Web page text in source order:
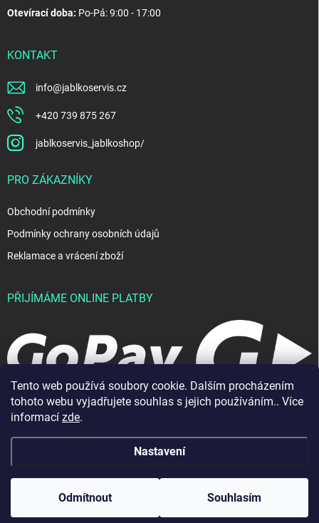
Tento web používá soubory cookie. Dalším procházením
tohoto webu vyjadřujete souhlas s jejich používáním.. Více
informací zde.
Nastavení
Odmítnout Souhlasím
Otevírací doba: Po-Pá: 9:00 - 17:00
KONTAKT
info@jablkoservis.cz
+420 739 875 267
jablkoservis_jablkoshop/
PRO ZÁKAZNÍKY
Obchodní podmínky
Podmínky ochrany osobních údajů
Reklamace a vrácení zboží
PŘIJÍMÁME ONLINE PLATBY
Vytvořil Shoptet
JablkoShop. Všechna práva vyhrazena.
Odstoupit od smlouvy